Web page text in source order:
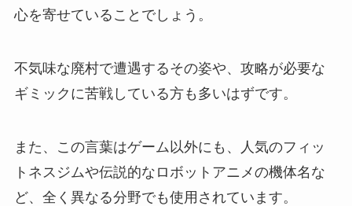
心を寄せていることでしょう。
不気味な廃村で遭遇するその姿や、攻略が必要な
ギミックに苦戦している方も多いはずです。
また、この言葉はゲーム以外にも、人気のフィッ
トネスジムや伝説的なロボットアニメの機体名な
ど、全く異なる分野でも使用されています。